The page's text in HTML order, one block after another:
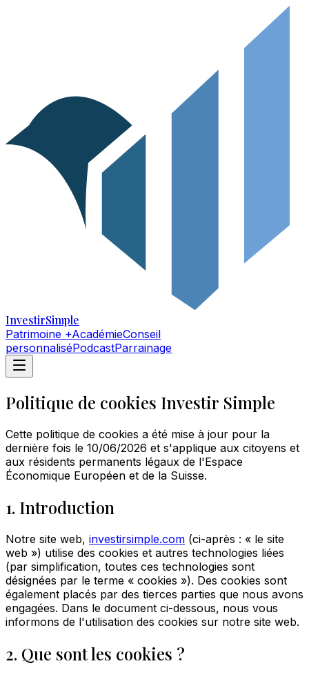
InvestirSimple
Patrimoine +AcadémieConseil
personnaliséPodcastParrainage
Politique de cookies Investir Simple
Cette politique de cookies a été mise à jour pour la
dernière fois le 10/06/2026 et s'applique aux citoyens et
aux résidents permanents légaux de l'Espace
Économique Européen et de la Suisse.
1. Introduction
Notre site web, investirsimple.com (ci-après : « le site
web ») utilise des cookies et autres technologies liées
(par simplification, toutes ces technologies sont
désignées par le terme « cookies »). Des cookies sont
également placés par des tierces parties que nous avons
engagées. Dans le document ci-dessous, nous vous
informons de l'utilisation des cookies sur notre site web.
2. Que sont les cookies ?